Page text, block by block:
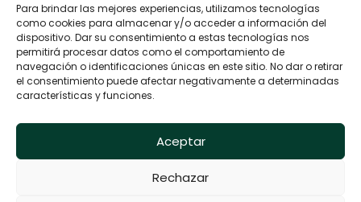
Para brindar las mejores experiencias, utilizamos tecnologías
como cookies para almacenar y/o acceder a información del
dispositivo. Dar su consentimiento a estas tecnologías nos
permitirá procesar datos como el comportamiento de
navegación o identificaciones únicas en este sitio. No dar o retirar
el consentimiento puede afectar negativamente a determinadas
características y funciones.
Aceptar
Rechazar
sostenible.
La plateforma Logiroad Center
Experiencia vial
Noticias
Logiroad © 2024
Política de privacidad y menciones legales